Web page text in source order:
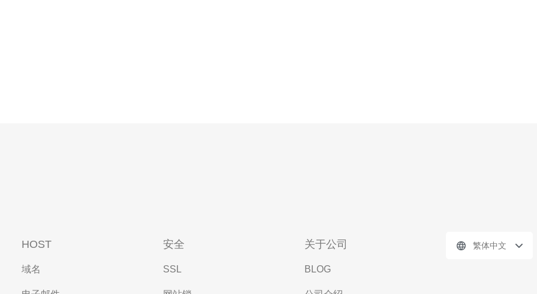
HOST
域名
安全
SSL
关于公司
BLOG
繁体中文